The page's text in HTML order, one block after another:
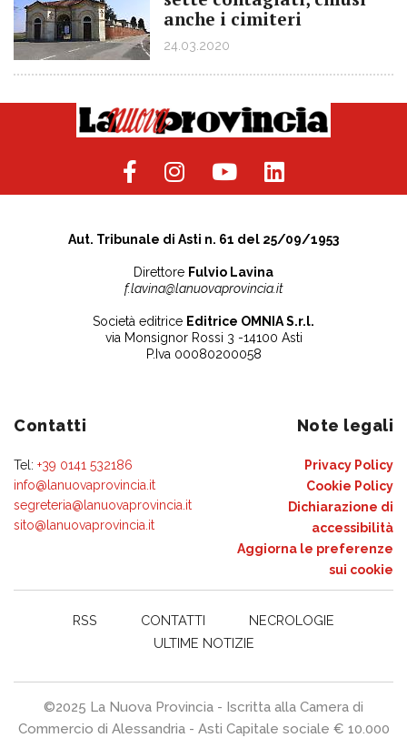
anche i cimiteri
24.03.2020
Aut. Tribunale di Asti n. 61 del 25/09/1953
Direttore Fulvio Lavina
f.lavina@lanuovaprovincia.it
Società editrice Editrice OMNIA S.r.l.
via Monsignor Rossi 3 -14100 Asti
P.Iva 00080200058
Contatti
Tel: +39 0141 532186
info@lanuovaprovincia.it
segreteria@lanuovaprovincia.it
sito@lanuovaprovincia.it
Note legali
Privacy Policy
Cookie Policy
Dichiarazione di
accessibilità
Aggiorna le preferenze
sui cookie
RSS CONTATTI
NECROLOGIE
ULTIME NOTIZIE
©2025 La Nuova Provincia - Iscritta alla Camera di
Commercio di Alessandria - Asti Capitale sociale € 10.000